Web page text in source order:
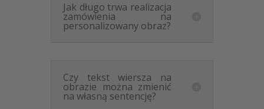
Jak długo trwa realizacja
zamówienia na
personalizowany obraz?
Czy tekst wiersza na
obrazie można zmienić
na własną sentencję?